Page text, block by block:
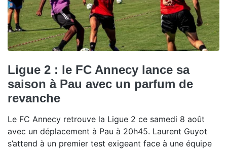
Ligue 2 : le FC Annecy lance sa
saison à Pau avec un parfum de
revanche
Le FC Annecy retrouve la Ligue 2 ce samedi 8 août
avec un déplacement à Pau à 20h45. Laurent Guyot
s’attend à un premier test exigeant face à une équipe